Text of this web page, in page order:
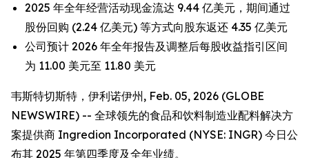
2025 年全年经营活动现金流达 9.44 亿美元，期间通过
股份回购 (2.24 亿美元) 等方式向股东返还 4.35 亿美元
公司预计 2026 年全年报告及调整后每股收益指引区间
为 11.00 美元至 11.80 美元
韦斯特切斯特，伊利诺伊州, Feb. 05, 2026 (GLOBE
NEWSWIRE) -- 全球领先的食品和饮料制造业配料解决方
案提供商 Ingredion Incorporated (NYSE: INGR) 今日公
布其 2025 年第四季度及全年业绩。